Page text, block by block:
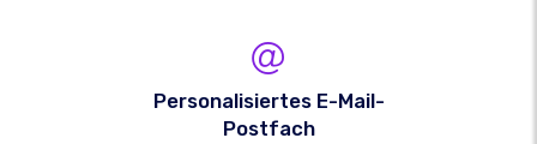
Personalisiertes E-Mail-
Postfach